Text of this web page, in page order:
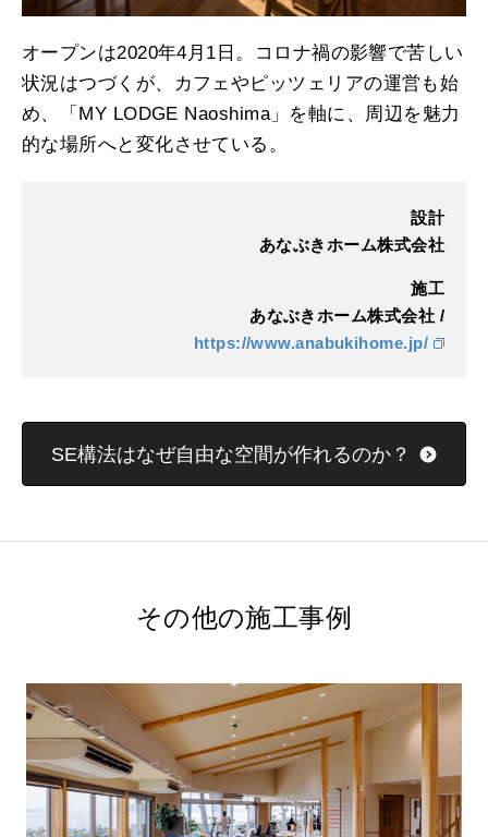
オープンは2020年4月1日。コロナ禍の影響で苦しい
状況はつづくが、カフェやピッツェリアの運営も始
め、「MY LODGE Naoshima」を軸に、周辺を魅力
的な場所へと変化させている。
設計
あなぶきホーム株式会社
施工
あなぶきホーム株式会社 /
https://www.anabukihome.jp/
SE構法はなぜ自由な空間が作れるのか？
その他の施工事例